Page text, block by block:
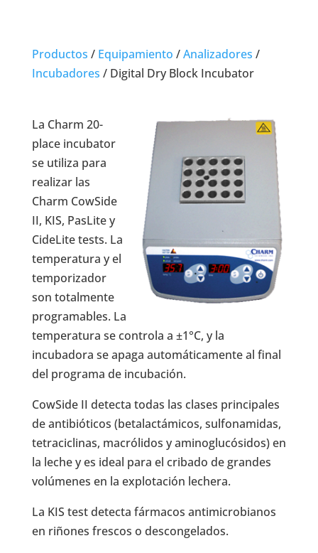
Productos / Equipamiento /Analizadores /
Incubadores / Digital Dry Block Incubator
La Charm 20-
place incubator
se utiliza para
realizar las
Charm CowSide
II, KIS, PasLite y
CideLite tests. La
temperatura y el
temporizador
son totalmente
programables. La
temperatura se controla a ±1°C, y la
incubadora se apaga automáticamente al final
del programa de incubación.
CowSide II detecta todas las clases principales
de antibióticos (betalactámicos, sulfonamidas,
tetraciclinas, macrólidos y aminoglucósidos) en
la leche y es ideal para el cribado de grandes
volúmenes en la explotación lechera.
La KIS test detecta fármacos antimicrobianos
en riñones frescos o descongelados.